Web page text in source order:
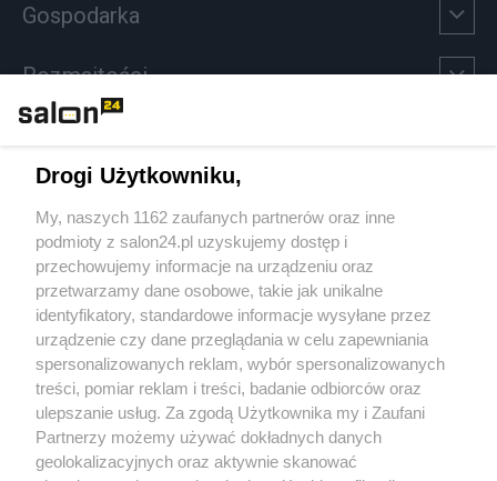
Gospodarka
Rozmaitości
Sport
Społeczeństwo
Kultura
X Facebook Instagram Youtube
Drogi Użytkowniku,
My, naszych 1162 zaufanych partnerów oraz inne
podmioty z salon24.pl uzyskujemy dostęp i
przechowujemy informacje na urządzeniu oraz
przetwarzamy dane osobowe, takie jak unikalne
identyfikatory, standardowe informacje wysyłane przez
urządzenie czy dane przeglądania w celu zapewniania
spersonalizowanych reklam, wybór spersonalizowanych
treści, pomiar reklam i treści, badanie odbiorców oraz
ulepszanie usług. Za zgodą Użytkownika my i Zaufani
Partnerzy możemy używać dokładnych danych
geolokalizacyjnych oraz aktywnie skanować